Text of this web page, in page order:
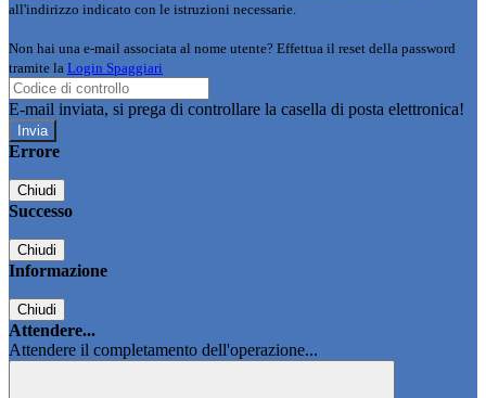
all'indirizzo indicato con le istruzioni necessarie.
Non hai una e-mail associata al nome utente? Effettua il reset della password
tramite la Login Spaggiari
E-mail inviata, si prega di controllare la casella di posta elettronica!
Errore
Chiudi
Successo
Chiudi
Informazione
Chiudi
Attendere...
Attendere il completamento dell'operazione...